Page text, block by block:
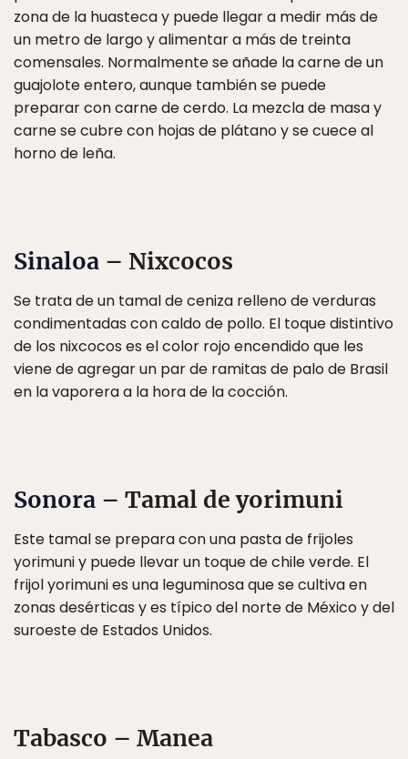
zona de la huasteca y puede llegar a medir más de
un metro de largo y alimentar a más de treinta
comensales. Normalmente se añade la carne de un
guajolote entero, aunque también se puede
preparar con carne de cerdo. La mezcla de masa y
carne se cubre con hojas de plátano y se cuece al
horno de leña.
Sinaloa – Nixcocos
Se trata de un tamal de ceniza relleno de verduras
condimentadas con caldo de pollo. El toque distintivo
de los nixcocos es el color rojo encendido que les
viene de agregar un par de ramitas de palo de Brasil
en la vaporera a la hora de la cocción.
Sonora – Tamal de yorimuni
Este tamal se prepara con una pasta de frijoles
yorimuni y puede llevar un toque de chile verde. El
frijol yorimuni es una leguminosa que se cultiva en
zonas desérticas y es típico del norte de México y del
suroeste de Estados Unidos.
Tabasco – Manea